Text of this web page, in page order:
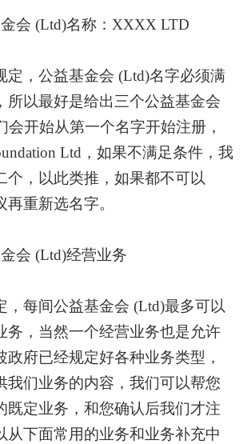
会 (Ltd)名称：XXXX LTD
定，公益基金会 (Ltd)名字必须满
所以最好是给出三个公益基金会
会开始从第一个名字开始注册，
Ltd，如果不满足条件，我
个，以此类推，如果都不可以
重新选名字。
会 (Ltd)经营业务
，每间公益基金会 (Ltd)最多可以
务，当然一个经营业务也是允许
政府已经规定好各种业务类型，
我们业务的内容，我们可以帮您
既定业务，和您确认后我们才注
从下面常用的业务和业务补充中